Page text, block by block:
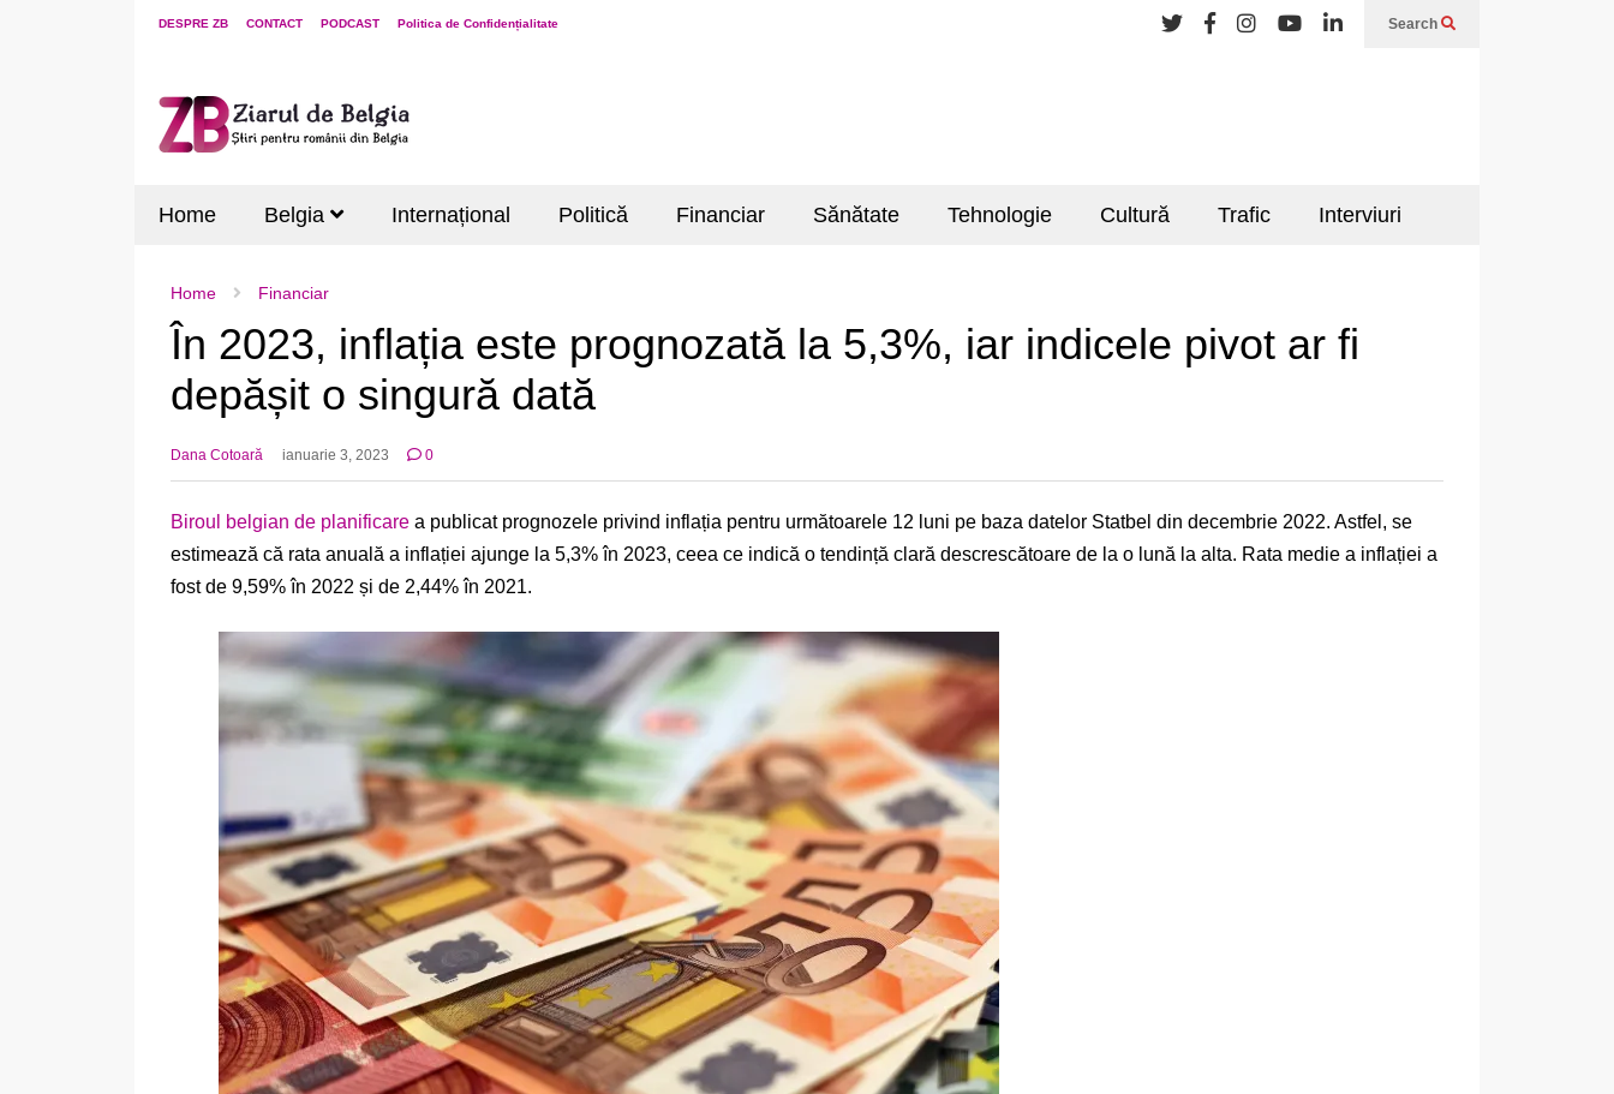
DESPRE ZB CONTACT PODCAST Politica de Confidențialitate Search
Home Belgia Internațional Politică Financiar Sănătate Tehnologie Cultură Trafic Interviuri
Home Financiar
În 2023, inflația este prognozată la 5,3%, iar indicele pivot ar fi
depășit o singură dată
Dana Cotoară ianuarie 3, 2023 0
Biroul belgian de planificare a publicat prognozele privind inflația pentru următoarele 12 luni pe baza datelor Statbel din decembrie 2022. Astfel, se
estimează că rata anuală a inflației ajunge la 5,3% în 2023, ceea ce indică o tendință clară descrescătoare de la o lună la alta. Rata medie a inflației a
fost de 9,59% în 2022 și de 2,44% în 2021.